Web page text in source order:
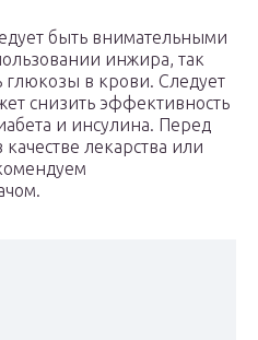
быть внимательными
инжира, так
глюкозы в крови. Следует
снизить эффективность
и инсулина. Перед
лекарства или